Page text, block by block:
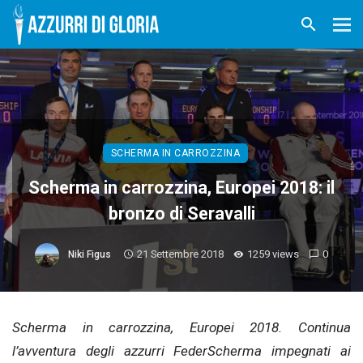
SCHERMA IN CARROZZINA
Scherma in carrozzina, Europei 2018: il
bronzo di Seravalli
Niki Figus 21 Settembre 2018 1259 views 0
Scherma in carrozzina, Europei 2018. Continua
l’avventura degli azzurri FederScherma impegnati ai